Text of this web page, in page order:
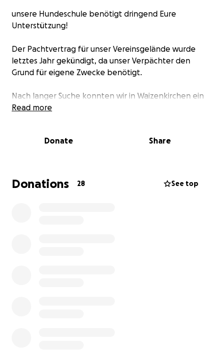
unsere Hundeschule benötigt dringend Eure
Unterstützung!
Der Pachtvertrag für unser Vereinsgelände wurde
letztes Jahr gekündigt, da unser Verpächter den
Grund für eigene Zwecke benötigt.
Nach langer Suche konnten wir in Waizenkirchen ein
tolles Fleckchen Erde ergattern, auf welchem wir
Projekt, denn mit diesem neuen Hundeplatz
möchten wir noch bessere Trainingsmöglichkeiten
Read more
Donate Share
Donations 28 See top